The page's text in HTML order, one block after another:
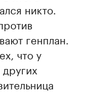
никто.
генплан.
что у